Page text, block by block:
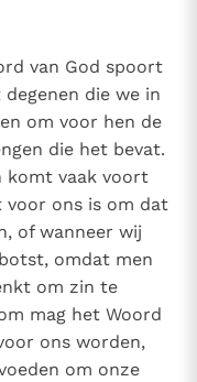
van God spoort
die we in
om voor hen de
die het bevat.
komt vaak voort
voor ons is om dat
of wanneer wij
omdat men
om zin te
mag het Woord
ons worden,
om onze